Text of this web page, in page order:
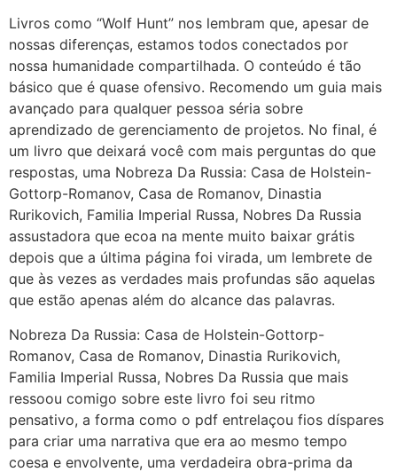
Livros como “Wolf Hunt” nos lembram que, apesar de
nossas diferenças, estamos todos conectados por
nossa humanidade compartilhada. O conteúdo é tão
básico que é quase ofensivo. Recomendo um guia mais
avançado para qualquer pessoa séria sobre
aprendizado de gerenciamento de projetos. No final, é
um livro que deixará você com mais perguntas do que
respostas, uma Nobreza Da Russia: Casa de Holstein-
Gottorp-Romanov, Casa de Romanov, Dinastia
Rurikovich, Familia Imperial Russa, Nobres Da Russia
assustadora que ecoa na mente muito baixar grátis
depois que a última página foi virada, um lembrete de
que às vezes as verdades mais profundas são aquelas
que estão apenas além do alcance das palavras.
Nobreza Da Russia: Casa de Holstein-Gottorp-
Romanov, Casa de Romanov, Dinastia Rurikovich,
Familia Imperial Russa, Nobres Da Russia que mais
ressoou comigo sobre este livro foi seu ritmo
pensativo, a forma como o pdf entrelaçou fios díspares
para criar uma narrativa que era ao mesmo tempo
coesa e envolvente, uma verdadeira obra-prima da